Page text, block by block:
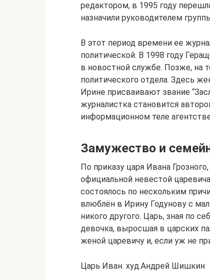
редактором, в 1995 году
назначили руководителем
В этот период времени ее
политической. В 1998 году
в новостной службе. Позже, на
политического отдела. Здесь
Ирине присваивают звание
журналистка становится
информационном теле
Замужество и
По приказу царя Ивана
официальной невестой
состоялось по нескольким
влюблён в Ирину Годунову с
никого другого. Царь, зная по
девочка, выросшая в царских
женой царевичу и, если уж не
Царь Иван. худ.Андрей Шишкин